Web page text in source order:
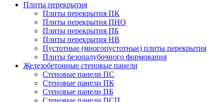
Плиты перекрытия
Плиты перекрытия ПК
Плиты перекрытия ПНО
Плиты перекрытия ПБ
Плиты перекрытия НВ
Пустотные (многопустотные) плиты перекрытия
Плиты безопалубочного формования
Железобетонные стеновые панели
Стеновые панели ПС
Стеновые панели ПК
Стеновые панели ПБ
Стеновые панели ПСП